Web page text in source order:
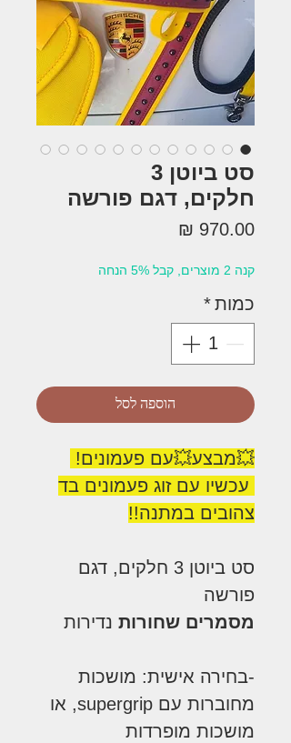
סט ביוטן 3
חלקים, דגם פורשה
קנה 2 מוצרים, קבל 5% הנחה
כמות*
הוספה לסל
💥מבצע💥עם פעמונים!
עכשיו עם זוג פעמונים בד
צהובים במתנה!!
סט ביוטן 3 חלקים, דגם
פורשה
מסמרים שחורות נדירות
-בחירה אישית: מושכות
מחוברות עם supergrip, או
מושכות מופרדות